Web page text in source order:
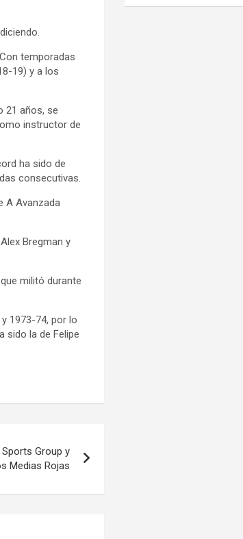
temporadas
19) y a los
21 años, se
instructor de
ha sido de
consecutivas.
A Avanzada
Bregman y
militó durante
1973-74, por lo
sido la de Felipe
Group y
Medias Rojas